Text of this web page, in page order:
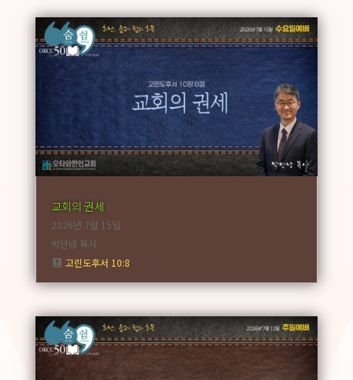
교회의 권세
2026년 7월 15일
박만녕 목사
고린도후서 10:8